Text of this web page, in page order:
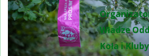
Władze
Koła i Kluby